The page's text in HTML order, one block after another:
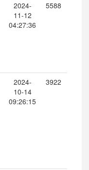
2024-
11-12
04:27:36
5588
2024-
10-14
09:26:15
3922